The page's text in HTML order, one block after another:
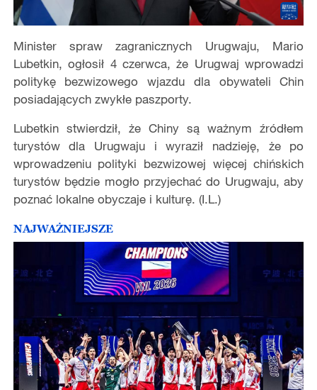
Minister spraw zagranicznych Urugwaju, Mario
Lubetkin, ogłosił 4 czerwca, że Urugwaj wprowadzi
politykę bezwizowego wjazdu dla obywateli Chin
posiadających zwykłe paszporty.
Lubetkin stwierdził, że Chiny są ważnym źródłem
turystów dla Urugwaju i wyraził nadzieję, że po
wprowadzeniu polityki bezwizowej więcej chińskich
turystów będzie mogło przyjechać do Urugwaju, aby
poznać lokalne obyczaje i kulturę. (I.L.)
NAJWAŻNIEJSZE